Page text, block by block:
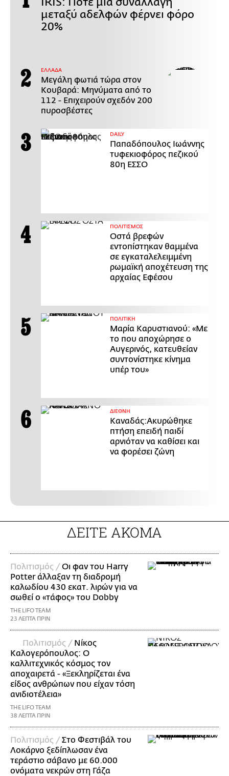
μεταξύ αδελφών φέρνει φόρο
20%
ΕΛΛΑΔΑ
Μεγάλη φωτιά τώρα στον
Κουβαρά: Μηνύματα από το
112 - Επιχειρούν σχεδόν 200
πυροσβέστες
DAILY
Παπαδόπουλος Ιωάννης
τυφεκιοφόρος πεζικού
80η ΕΣΣΟ
ΠΟΛΙΤΙΣΜΟΣ
Οστά βρεφών
εντοπίστηκαν θαμμένα
σε εγκαταλελειμμένη
ρωμαϊκή αποχέτευση της
αρχαίας Εφέσου
ΠΟΛΙΤΙΚΗ
Μαρία Καρυστιανού: «Με
το που αποχώρησε ο
Αυγερινός, κατευθείαν
συντονίστηκε κίνημα
υπέρ του»
ΔΙΕΘΝΗ
Καναδάς:Ακυρώθηκε
πτήση επειδή παιδί
αρνιόταν να καθίσει και
να φορέσει ζώνη
ΔΕΙΤΕ ΑΚΟΜΑ
Πολιτισμός /Οι φαν του Harry
Potter άλλαξαν τη διαδρομή
καλωδίου 430 εκατ. λιρών για να
σωθεί ο «τάφος» του Dobby
THE LIFO TEAM
23 ΛΕΠΤΑ ΠΡΙΝ
Πολιτισμός / Νίκος
Καλογερόπουλος: Ο
καλλιτεχνικός κόσμος τον
αποχαιρετά - «Ξεκληρίζεται ένα
είδος ανθρώπων που είχαν τόση
ανιδιοτέλεια»
THE LIFO TEAM
38 ΛΕΠΤΑ ΠΡΙΝ
Πολιτισμός /Στο Φεστιβάλ του
Λοκάρνο ξεδίπλωσαν ένα
τεράστιο σάβανο με 60.000
ονόματα νεκρών στη Γάζα